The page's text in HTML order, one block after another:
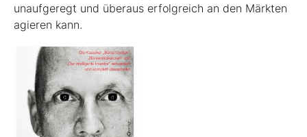
unaufgeregt und überaus erfolgreich an den Märkten
agieren kann.